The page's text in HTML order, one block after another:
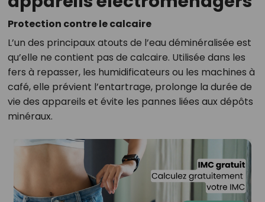
Protection contre le calcaire
L’un des principaux atouts de l’eau déminéralisée est
qu’elle ne contient pas de calcaire. Utilisée dans les
fers à repasser, les humidificateurs ou les machines à
café, elle prévient l’entartrage, prolonge la durée de
vie des appareils et évite les pannes liées aux dépôts
minéraux.